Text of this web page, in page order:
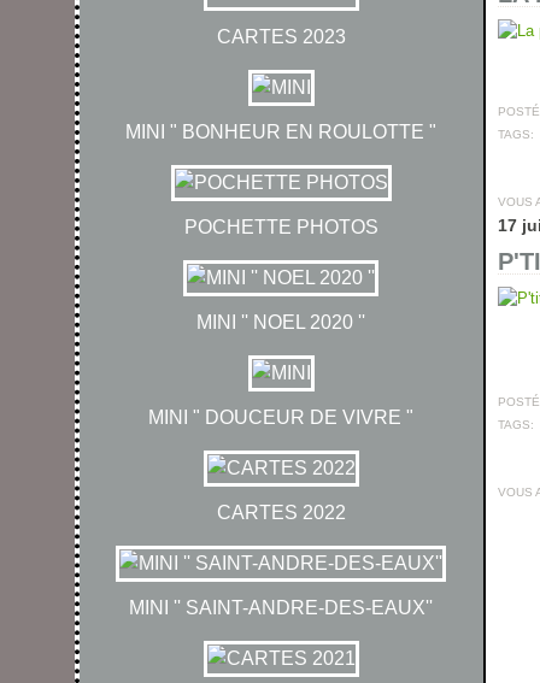
CARTES 2023
MINI " BONHEUR EN ROULOTTE "
POCHETTE PHOTOS
MINI '' NOEL 2020 ''
MINI " DOUCEUR DE VIVRE "
CARTES 2022
MINI '' SAINT-ANDRE-DES-EAUX''
TAGS:
VOUS
17
TAGS:
VOUS